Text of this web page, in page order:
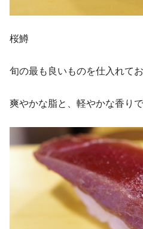
桜鱒
旬の最も良いものを仕入れて
爽やかな脂と、軽やかな香りで